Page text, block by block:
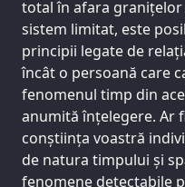
total în afara granițelor
sistem limitat, este
principii legate de
încât o persoană care
fenomenul timp din
anumită înțelegere. Ar
conștiința voastră
de natura timpului și
fenomene detectabile